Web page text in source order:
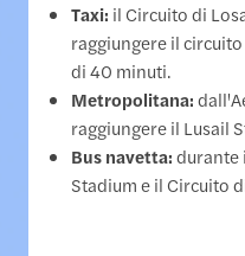
Taxi: il Circuito di
raggiungere il
di 40 minuti.
Metropolitana:
raggiungere il Lusail
Bus navetta:durante
Stadium e il Circuito